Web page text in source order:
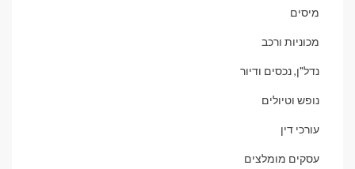
מיסים
מכוניות ורכב
נדל"ן, נכסים ודיור
נופש וטיולים
עורכי דין
עסקים מומלצים